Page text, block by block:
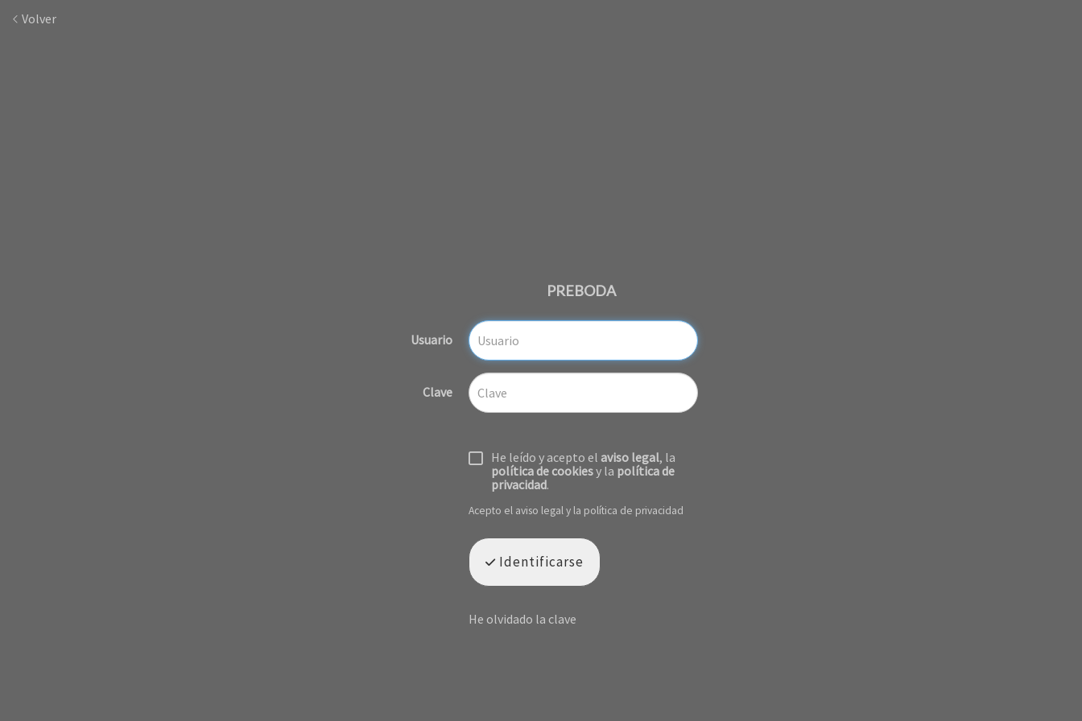
Volver
PREBODA
Usuario
Clave
He leído y acepto el aviso legal, la
política de cookiesy la política de
privacidad.
Acepto el aviso legaly la política de privacidad
Identificarse
He olvidado la clave